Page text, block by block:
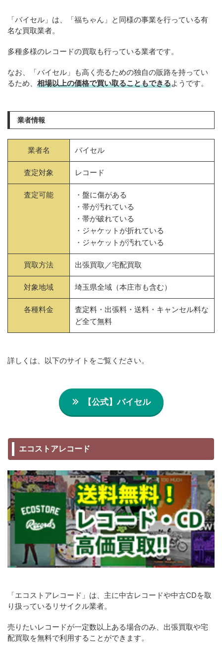
「バイセル」は、「福ちゃん」と同様の事業を行っている有
名な買取業者。
多種多様のレコードの買取も行っている業者です。
なお、「バイセル」も高く売るための独自の販路を持ってい
るため、 相場以上の価格で買い取ることもできるようです。
業者情報
業者名 バイセル
査定対象 レコード
査定可能
・盤に傷がある
・帯が汚れている
・帯が破れている
・ジャケットが折れている
・ジャケットが汚れている
買取方法 出張買取／宅配買取
対象地域 埼玉県全域（本庄市も含む）
各種料金
査定料・出張料・送料・キャンセル料な
ど全て無料
詳しくは、以下のサイトをご覧ください。
【公式】バイセル
エコストアレコード
「エコストアレコード」は、主に中古レコードや中古CDを取
り扱っているリサイクル業者。
売りたいレコードが一定数以上ある場合のみ、出張買取や宅
配買取を無料で利用することができます。